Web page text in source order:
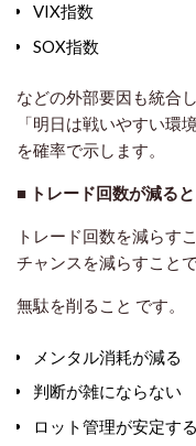
VIX指数
SOX指数
などの外部要因も統合し
「明日は戦いやすい環境
を確率で示します。
■ トレード回数が減る
トレード回数を減らすこ
チャンスを減らすこと
無駄を削ること です。
メンタル消耗が減る
判断が雑にならない
ロット管理が安定する